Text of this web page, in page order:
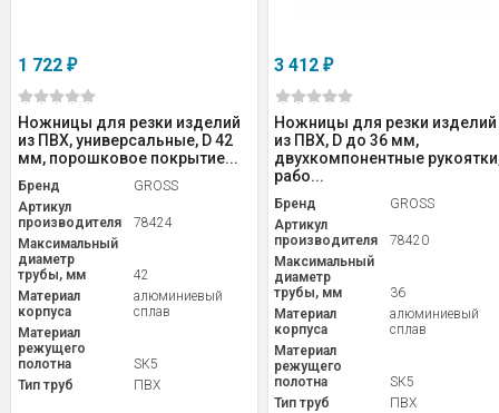
1 722 ₽
Ножницы для резки изделий
из ПВХ, универсальные, D 42
мм, порошковое покрытие...
Бренд
GROSS
Артикул
производителя
78424
Максимальный
диаметр
трубы, мм
42
Материал
корпуса
алюминиевый
сплав
Материал
режущего
полотна
SК5
Тип труб
ПВХ
3 412₽
Ножницы для резки изделий
из ПВХ, D до 36 мм,
двухкомпонентные
рабо...
Бренд
GROSS
Артикул
производителя
78420
Максимальный
диаметр
трубы, мм
36
Материал
корпуса
алюминиевый
сплав
Материал
режущего
полотна
SК5
Тип труб
ПВХ